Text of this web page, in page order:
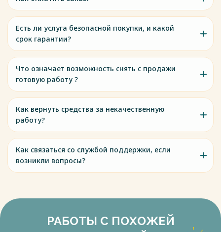
Есть ли услуга безопасной покупки, и какой
срок гарантии?
Что означает возможность снять с продажи
готовую работу ?
Как вернуть средства за некачественную
работу?
Как связаться со службой поддержки, если
возникли вопросы?
РАБОТЫ С ПОХОЖЕЙ